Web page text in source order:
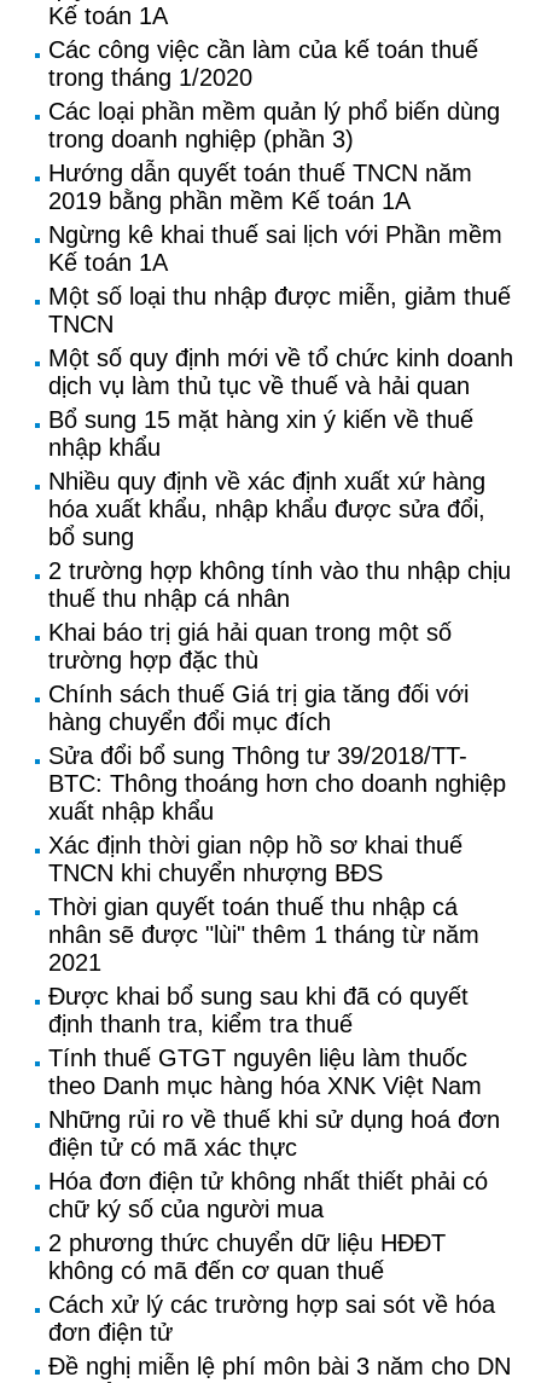
Kế toán 1A
Các công việc cần làm của kế toán thuế
trong tháng 1/2020
Các loại phần mềm quản lý phổ biến dùng
trong doanh nghiệp (phần 3)
Hướng dẫn quyết toán thuế TNCN năm
2019 bằng phần mềm Kế toán 1A
Ngừng kê khai thuế sai lịch với Phần mềm
Kế toán 1A
Một số loại thu nhập được miễn, giảm thuế
TNCN
Một số quy định mới về tổ chức kinh doanh
dịch vụ làm thủ tục về thuế và hải quan
Bổ sung 15 mặt hàng xin ý kiến về thuế
nhập khẩu
Nhiều quy định về xác định xuất xứ hàng
hóa xuất khẩu, nhập khẩu được sửa đổi,
bổ sung
2 trường hợp không tính vào thu nhập chịu
thuế thu nhập cá nhân
Khai báo trị giá hải quan trong một số
trường hợp đặc thù
Chính sách thuế Giá trị gia tăng đối với
hàng chuyển đổi mục đích
Sửa đổi bổ sung Thông tư 39/2018/TT-
BTC: Thông thoáng hơn cho doanh nghiệp
xuất nhập khẩu
Xác định thời gian nộp hồ sơ khai thuế
TNCN khi chuyển nhượng BĐS
Thời gian quyết toán thuế thu nhập cá
nhân sẽ được "lùi" thêm 1 tháng từ năm
2021
Được khai bổ sung sau khi đã có quyết
định thanh tra, kiểm tra thuế
Tính thuế GTGT nguyên liệu làm thuốc
theo Danh mục hàng hóa XNK Việt Nam
Những rủi ro về thuế khi sử dụng hoá đơn
điện tử có mã xác thực
Hóa đơn điện tử không nhất thiết phải có
chữ ký số của người mua
2 phương thức chuyển dữ liệu HĐĐT
không có mã đến cơ quan thuế
Cách xử lý các trường hợp sai sót về hóa
đơn điện tử
Đề nghị miễn lệ phí môn bài 3 năm cho DN